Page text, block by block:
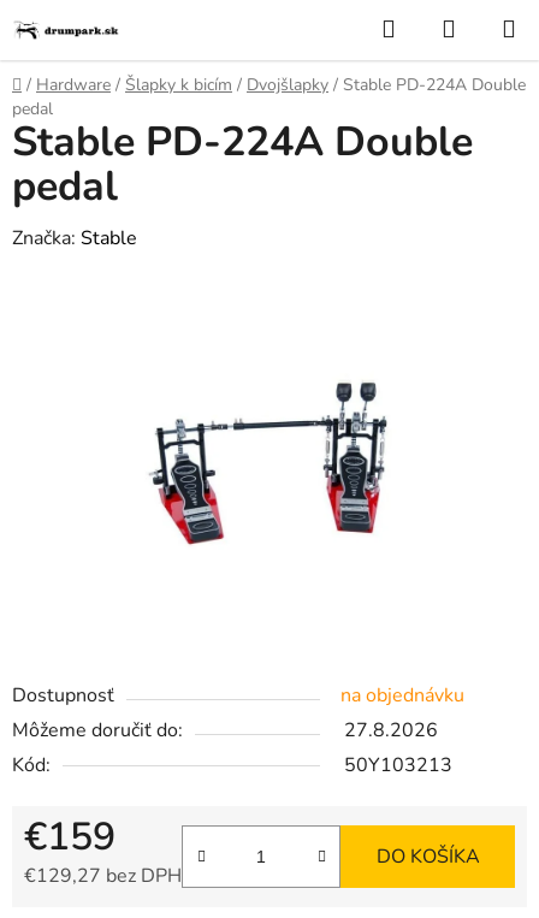
na
obsah
Hľadať
KOŠÍK
Domov
/ Hardware / Šlapky k bicím / Dvojšlapky / Stable PD-224A Double
pedal
Dostupnosť
na objednávku
Môžeme doručiť do:
27.8.2026
Kód:
50Y103213
€159
€129,27 bez DPH
DO KOŠÍKA
Stable PD-224A Double
pedal
Značka: Stable